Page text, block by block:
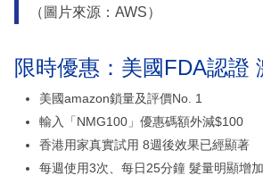
（圖片來源：AWS）
限時優惠：美國FDA認證
美國amazon鎖量及評價No. 1
輸入「NMG100」優惠碼額外減$100
香港用家真實試用 8週後效果已經顯著
每週使用3次、每日25分鐘 髮量明顯增加